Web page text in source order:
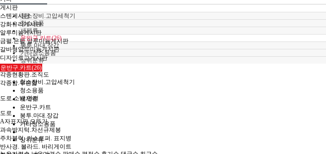
게시판
스텐게시판
강화유리게시판
알루미늄게시판
금펄.은펄 알루미늄게시판
갈바형알루미늄게시판
디자인로고게시판
목재게시판
각종현황판.조직도
각종함.우편함
도로.소방.안전
도로
A자표지판.오뚜기
과속방지턱.차선규제봉
주차블럭. 카스토퍼. 표지병
반사경. 볼라드. 바리게이트
청소장비.고압세척기
청소용품
세제류
운반구.카트(26)
봉투.마대.장갑
기타청소용품
상위분류
운반구.카트(26)
청소장비.고압세척기
청소용품
세제류
운반구.카트
봉투.마대.장갑
기타청소용품
상위분류